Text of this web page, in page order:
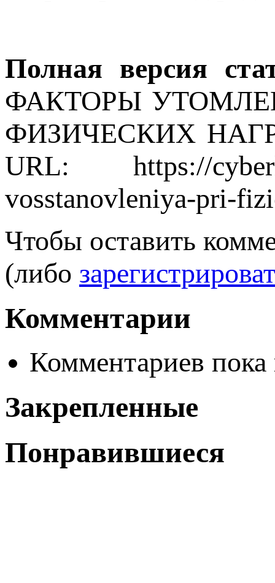
Полная версия
ФАКТОРЫ
ФИЗИЧЕСКИХ
URL: https://
vosstanovleniya-pri-
Чтобы оставить
(либо
Комментарии
Комментариев пока
Закрепленные
Понравившиеся